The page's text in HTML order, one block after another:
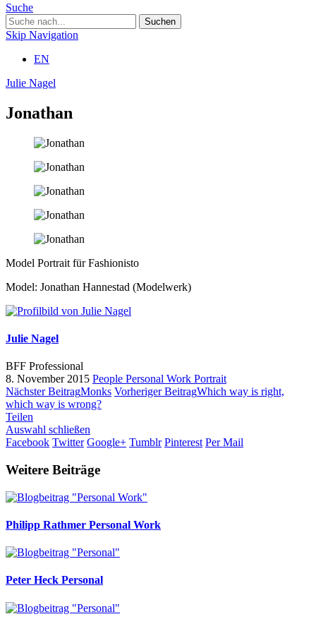
Suche
Skip Navigation
EN
Julie Nagel
Jonathan
Model Portrait für Fashionisto
Model: Jonathan Hannestad (Modelwerk)
Julie Nagel
BFF Professional
8. November 2015 People Personal Work Portrait
Nächster BeitragMonks Vorheriger BeitragWhich way is right,
which way is wrong?
Teilen
Auswahl schließen
Facebook Twitter Google+ Tumblr Pinterest Per Mail
Weitere Beiträge
Philipp Rathmer Personal Work
Peter Heck Personal